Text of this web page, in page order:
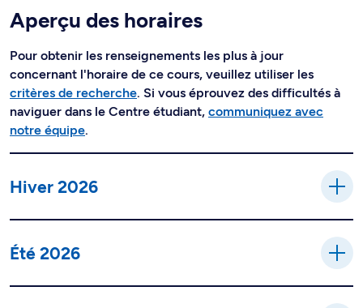
Aperçu des horaires
Pour obtenir les renseignements les plus à jour
concernant l'horaire de ce cours, veuillez utiliser les
critères de recherche. Si vous éprouvez des difficultés à
naviguer dans le Centre étudiant, communiquez avec
notre équipe.
Hiver 2026
Été 2026